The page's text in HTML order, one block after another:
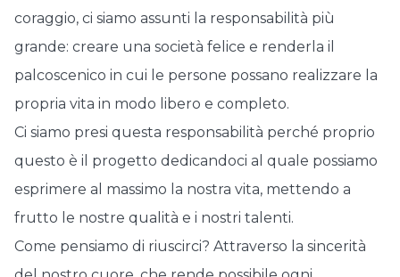
coraggio, ci siamo assunti la responsabilità più
grande: creare una società felice e renderla il
palcoscenico in cui le persone possano realizzare la
propria vita in modo libero e completo.
Ci siamo presi questa responsabilità perché proprio
questo è il progetto dedicandoci al quale possiamo
esprimere al massimo la nostra vita, mettendo a
frutto le nostre qualità e i nostri talenti.
Come pensiamo di riuscirci? Attraverso la sincerità